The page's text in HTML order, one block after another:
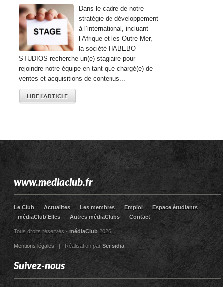
Dans le cadre de notre
stratégie de développement
à l’international, incluant
l’Afrique et les Outre-Mer,
la société HABEBO
STUDIOS recherche un(e) stagiaire pour
rejoindre notre équipe en tant que chargé(e) de
ventes et acquisitions de contenus...
LIRE L'ARTICLE
www.mediaclub.fr
Le Club Actualites Les membres Emploi
Espace étudiants
médiaClub’Elles
Autres médiaClubs Contact
Tous droits réservés -médiaClub 2026
Mentions légales| Réalisation parSensidia
Suivez-nous